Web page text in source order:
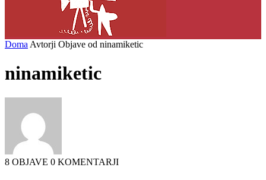
Doma Avtorji Objave od ninamiketic
ninamiketic
8 OBJAVE 0 KOMENTARJI